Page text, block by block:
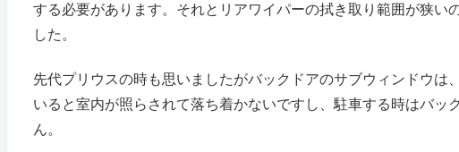
する必要があります。それとリアワイパーの拭き取り範囲が狭い
した。
先代プリウスの時も思いましたがバックドアのサブウィンドウは
いると室内が照らされて落ち着かないですし、駐車する時はバッ
ん。